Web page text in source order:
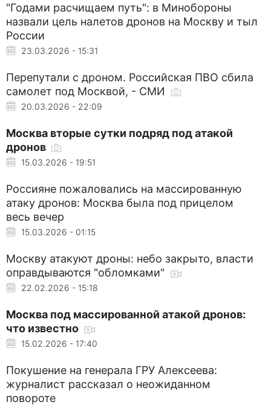
"Годами расчищаем путь": в Минобороны
назвали цель налетов дронов на Москву и тыл
России
23.03.2026 - 15:31
Перепутали с дроном. Российская ПВО сбила
самолет под Москвой, - СМИ
20.03.2026 - 22:09
Москва вторые сутки подряд под атакой
дронов
15.03.2026 - 19:51
Россияне пожаловались на массированную
атаку дронов: Москва была под прицелом
весь вечер
15.03.2026 - 01:15
Москву атакуют дроны: небо закрыто, власти
оправдываются "обломками"
22.02.2026 - 15:18
Москва под массированной атакой дронов:
что известно
15.02.2026 - 17:40
Покушение на генерала ГРУ Алексеева:
журналист рассказал о неожиданном
повороте